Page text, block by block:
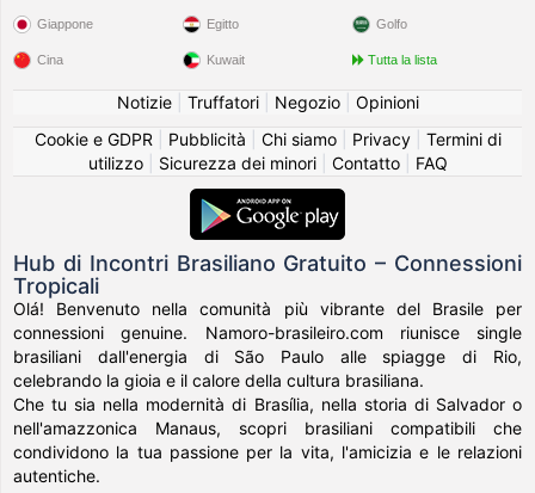
Giappone
Cina
Egitto
Kuwait
Golfo
Tutta la lista
Notizie| Truffatori| Negozio| Opinioni
Cookie e GDPR
Pubblicità Chi siamo| Privacy| Termini di
utilizzo| Sicurezza dei minori| Contatto| FAQ
Hub di Incontri Brasiliano Gratuito – Connessioni
Tropicali
Olá! Benvenuto nella comunità più vibrante del Brasile per
connessioni genuine. Namoro-brasileiro.com riunisce single
brasiliani dall'energia di São Paulo alle spiagge di Rio,
celebrando la gioia e il calore della cultura brasiliana.
Che tu sia nella modernità di Brasília, nella storia di Salvador o
nell'amazzonica Manaus, scopri brasiliani compatibili che
condividono la tua passione per la vita, l'amicizia e le relazioni
autentiche.